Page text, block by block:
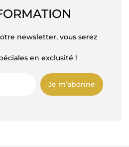
newsletter, vous serez
en exclusité !
Je m’abonne